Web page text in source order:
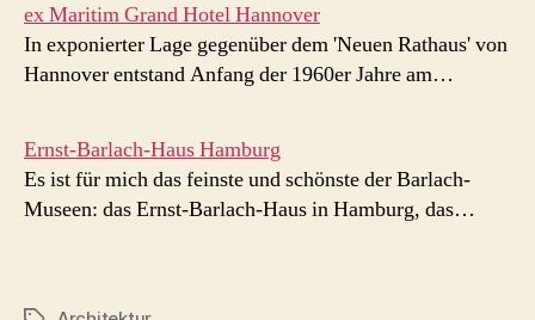
ex Maritim Grand Hotel Hannover
In exponierter Lage gegenüber dem 'Neuen Rathaus' von
Hannover entstand Anfang der 1960er Jahre am…
Ernst-Barlach-Haus Hamburg
Es ist für mich das feinste und schönste der Barlach-
Museen: das Ernst-Barlach-Haus in Hamburg, das…